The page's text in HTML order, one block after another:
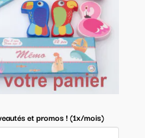
et promos ! (1x/mois)